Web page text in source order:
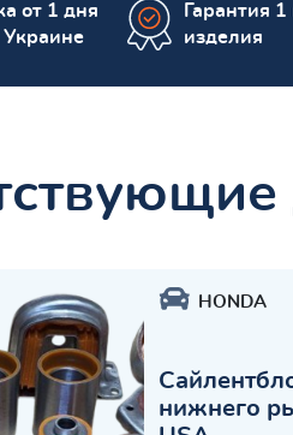
от 1 дня
Украине
Гарантия 1
изделия
HONDA
нижнего